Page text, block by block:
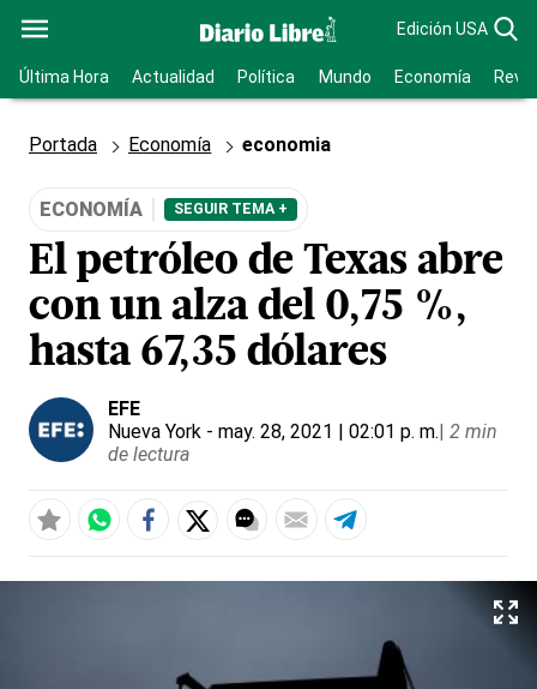
Edición USA
Última Hora Actualidad Política Mundo Economía
Portada Economía economia
ECONOMÍA SEGUIR TEMA +
El petróleo de Texas abre
con un alza del 0,75 %,
hasta 67,35 dólares
EFE
Nueva York - may. 28, 2021 | 02:01 p. m.| 2 min
de lectura